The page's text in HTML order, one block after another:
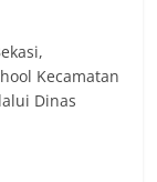
Kecamatan
Dinas